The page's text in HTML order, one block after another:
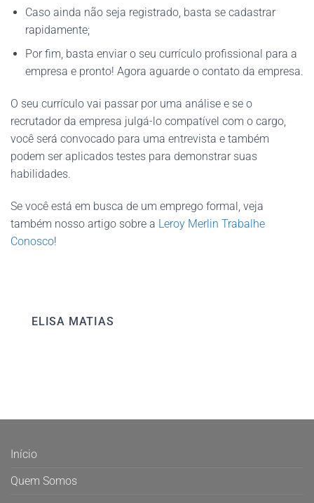
Caso ainda não seja registrado, basta se cadastrar
rapidamente;
Por fim, basta enviar o seu currículo profissional para a
empresa e pronto! Agora aguarde o contato da empresa.
O seu currículo vai passar por uma análise e se o
recrutador da empresa julgá-lo compatível com o cargo,
você será convocado para uma entrevista e também
podem ser aplicados testes para demonstrar suas
habilidades.
Se você está em busca de um emprego formal, veja
também nosso artigo sobre a Leroy Merlin Trabalhe
Conosco!
ELISA MATIAS
Início
Quem Somos